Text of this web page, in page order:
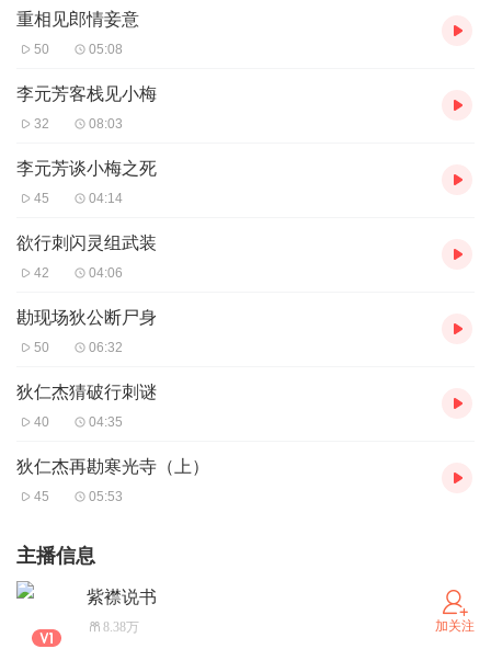
重相见郎情妾意
50 05:08
李元芳客栈见小梅
32 08:03
李元芳谈小梅之死
45 04:14
欲行刺闪灵组武装
42 04:06
勘现场狄公断尸身
50 06:32
狄仁杰猜破行刺谜
40 04:35
狄仁杰再勘寒光寺（上）
45 05:53
主播信息
紫襟说书
8.38万 加关注